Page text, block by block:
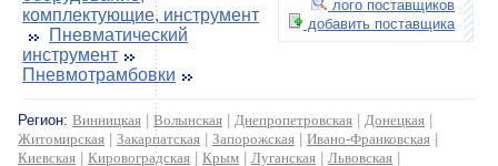
лого поставщиков
добавить поставщика
комплектующие, инструмент
Пневматический
инструмент
Пневмотрамбовки
Регион: Винницкая Волынская Днепропетровская Донецкая
Житомирская
Закарпатская Запорожская Ивано-Франковская
Киевская
Кировоградская Крым Луганская Львовская